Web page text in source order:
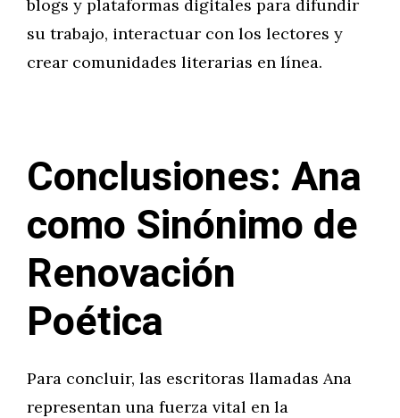
blogs y plataformas digitales para difundir
su trabajo, interactuar con los lectores y
crear comunidades literarias en línea.
Conclusiones: Ana
como Sinónimo de
Renovación
Poética
Para concluir, las escritoras llamadas Ana
representan una fuerza vital en la